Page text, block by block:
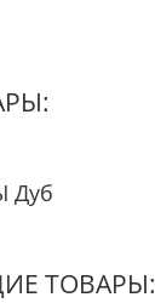
Дуб
ТОВАРЫ: